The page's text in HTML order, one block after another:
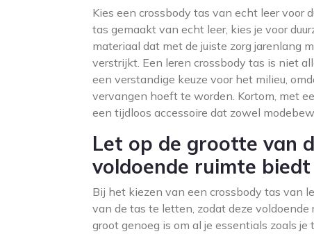
Kies een crossbody tas van echt leer voor
tas gemaakt van echt leer, kies je voor
materiaal dat met de juiste zorg jarenlang
verstrijkt. Een leren crossbody tas is niet
een verstandige keuze voor het milieu,
vervangen hoeft te worden. Kortom, met
een tijdloos accessoire dat zowel
Let op de grootte van
voldoende ruimte
Bij het kiezen van een crossbody tas van
van de tas te letten, zodat deze voldoende
groot genoeg is om al je essentials zoals